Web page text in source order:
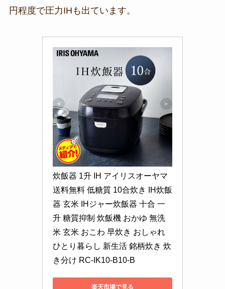
円程度で圧力IHも出ています。
炊飯器 1升 IH アイリスオーヤマ
送料無料 低糖質 10合炊き IH炊飯
器 玄米 IHジャー炊飯器 十合 一
升 糖質抑制 炊飯機 おかゆ 無洗
米 玄米 おこわ 早炊き おしゃれ
ひとり暮らし 新生活 銘柄炊き 炊
き分け RC-IK10-B10-B
楽天市場で見る